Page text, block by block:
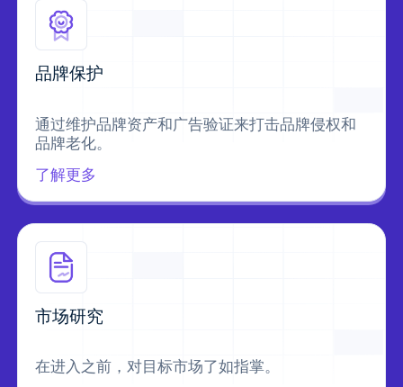
品牌保护
通过维护品牌资产和广告验证来打击品牌侵权和
品牌老化。
了解更多
市场研究
在进入之前，对目标市场了如指掌。